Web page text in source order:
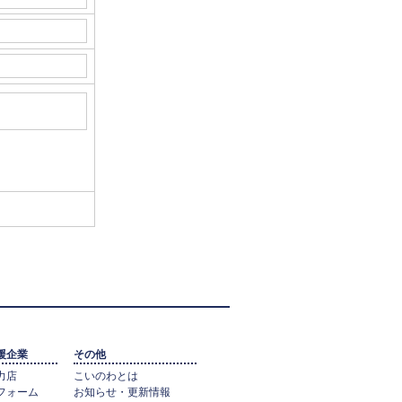
企業
店
ォーム
その他
こいのわとは
お知らせ・更新情報